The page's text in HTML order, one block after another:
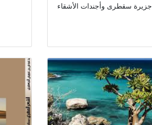
جزيرة سقطرى وأجندات الأشقاء